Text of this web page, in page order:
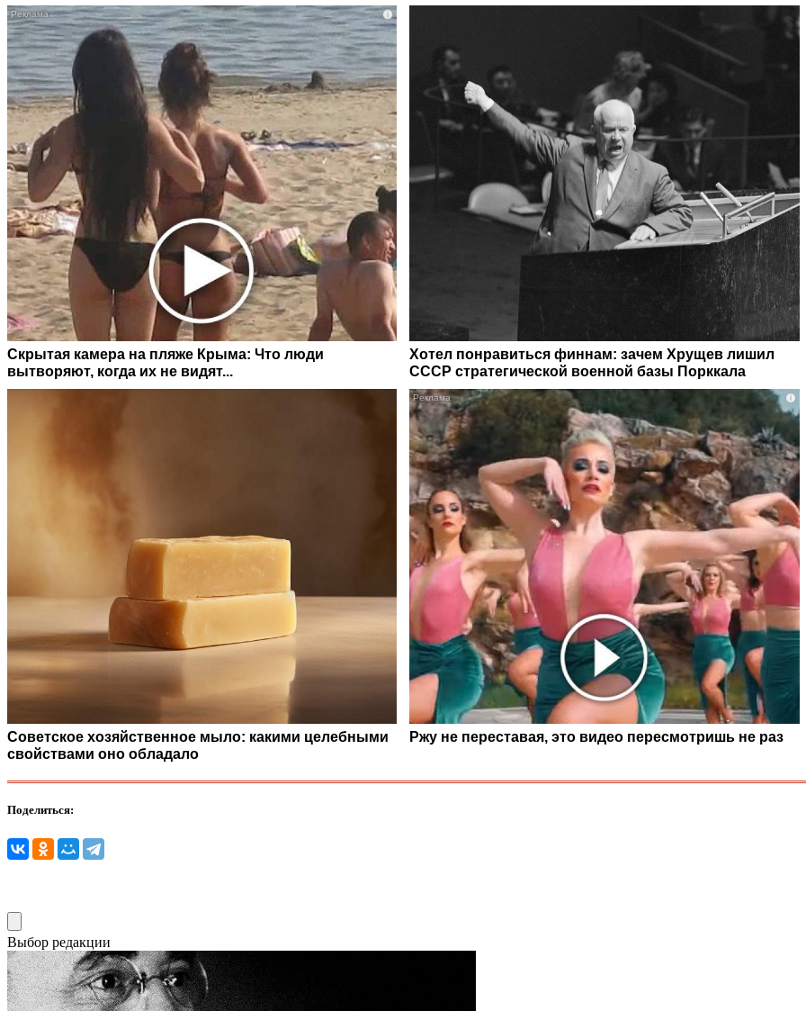
i
Скрытая камера на пляже Крыма: Что люди
вытворяют, когда их не видят...
Хотел понравиться финнам: зачем Хрущев лишил
СССР стратегической военной базы Порккала
Советское хозяйственное мыло: какими целебными
свойствами оно обладало
i
Ржу не переставая, это видео пересмотришь не раз
Поделиться:
Выбор редакции